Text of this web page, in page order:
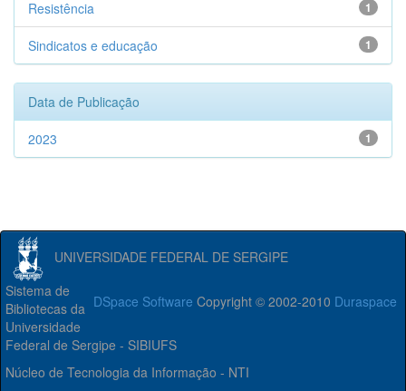
1
Resistência
1
Sindicatos e educação
Data de Publicação
1
2023
UNIVERSIDADE FEDERAL DE SERGIPE
DSpace Software Copyright © 2002-2010 Duraspace
Sistema de
Bibliotecas da
Universidade
Federal de Sergipe - SIBIUFS
Núcleo de Tecnologia da Informação - NTI